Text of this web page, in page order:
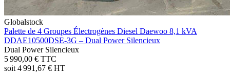
Globalstock
Palette de 4 Groupes Électrogènes Diesel Daewoo 8,1 kVA
DDAE10500DSE-3G – Dual Power Silencieux
Dual Power Silencieux
5 990,00 € TTC
soit 4 991,67 € HT